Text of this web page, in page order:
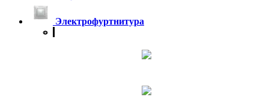
Электрофуртнитура